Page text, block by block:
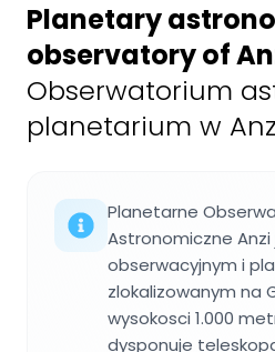
Planetary
observatory of
Obserwatorium
planetarium w
Planetarne
Astronomiczne
obserwacyjnym i
zlokalizowanym na
wysokosci 1.000
dysponuje